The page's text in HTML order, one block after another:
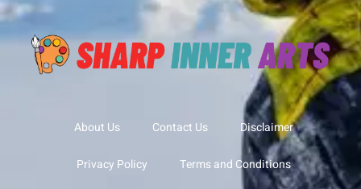
About Us Contact Us Disclaimer
Privacy Policy Terms and Conditions